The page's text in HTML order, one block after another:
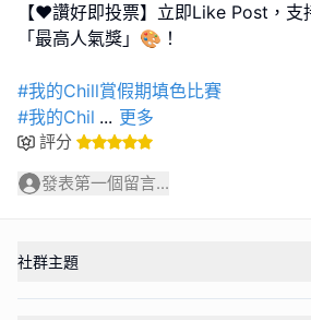
【❤️讚好即投票】立即Like Post，支
「最高人氣獎」🎨！
#我的Chill賞假期填色比賽
#我的Chil ... 更多
評分
發表第一個留言...
社群主題